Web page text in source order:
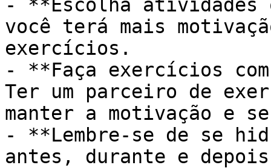
- **Escolha atividades
você terá mais
exercícios.
- **Faça exercícios
Ter um parceiro de
manter a motivação e
- **Lembre-se de se
antes, durante e